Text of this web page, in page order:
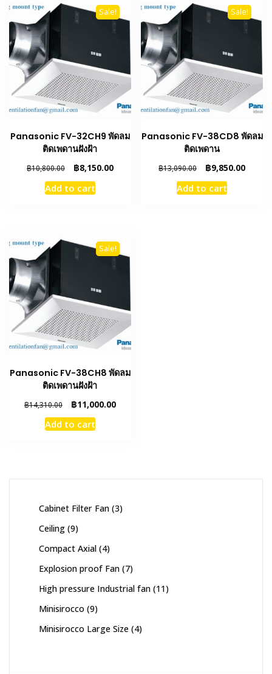
Sale!
Panasonic FV-32CH9 พัดลม
ติดเพดานฝังฝ้า
฿10,800.00
Original
price
was:
฿8,150.00Current
Add to cart
Sale!
Panasonic FV-38CD8 พัดลม
ติดเพดาน
฿13,090.00
Original
price
was:
฿9,850.00
Add to cart
Sale!
Panasonic FV-38CH8 พัดลม
ติดเพดานฝังฝ้า
฿14,310.00
Original
price
was:
฿11,000.00Current
Add to cart
Cabinet Filter Fan 33
Ceiling 99
Compact Axial 44
Explosion proof Fan 77
High pressure Industrial fan 1111
Minisirocco 99
Minisirocco Large Size 44